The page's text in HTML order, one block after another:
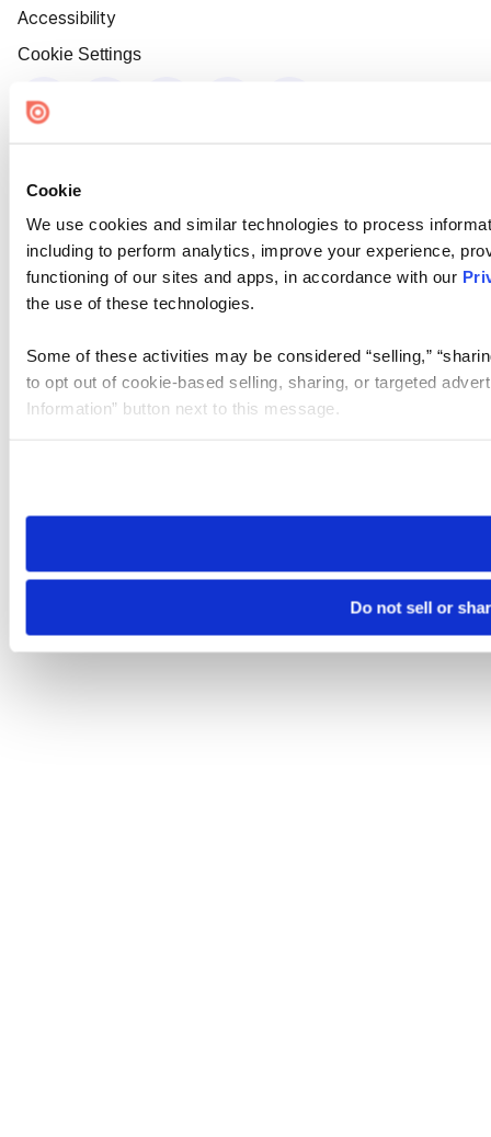
Cookie
We use cookies and similar technologies to process
including to perform analytics, improve your experience,
functioning of our sites and apps, in accordance with our
the use of these technologies.
Some of these activities may be considered “selling,”
to opt out of cookie-based selling, sharing, or targeted
Information” button next to this message.
need to be set again.
Do not sell or
Accessibility
Cookie Settings